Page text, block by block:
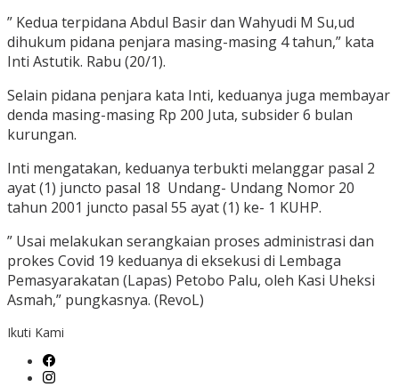
” Kedua terpidana Abdul Basir dan Wahyudi M Su,ud
dihukum pidana penjara masing-masing 4 tahun,” kata
Inti Astutik. Rabu (20/1).
Selain pidana penjara kata Inti, keduanya juga membayar
denda masing-masing Rp 200 Juta, subsider 6 bulan
kurungan.
Inti mengatakan, keduanya terbukti melanggar pasal 2
ayat (1) juncto pasal 18 Undang- Undang Nomor 20
tahun 2001 juncto pasal 55 ayat (1) ke- 1 KUHP.
” Usai melakukan serangkaian proses administrasi dan
prokes Covid 19 keduanya di eksekusi di Lembaga
Pemasyarakatan (Lapas) Petobo Palu, oleh Kasi Uheksi
Asmah,” pungkasnya. (RevoL)
Ikuti Kami